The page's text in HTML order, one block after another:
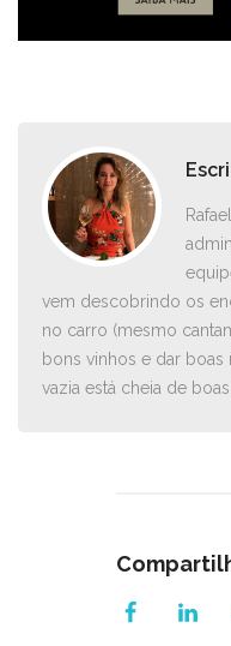
vem descobrindo os
no carro ­(mesmo
bons vinhos e dar boas
vazia está cheia de